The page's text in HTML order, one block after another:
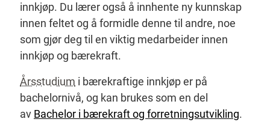
innkjøp. Du lærer også å innhente ny kunnskap
innen feltet og å formidle denne til andre, noe
som gjør deg til en viktig medarbeider innen
innkjøp og bærekraft.
Årsstudium i bærekraftige innkjøp er på
bachelornivå, og kan brukes som en del
av Bachelor i bærekraft og forretningsutvikling.